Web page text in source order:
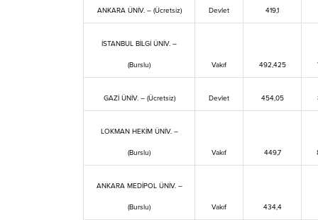
ANKARA ÜNİV. – (Ücretsiz) Devlet 419,1
İSTANBUL BİLGİ ÜNİV. –
(Burslu) Vakıf 492,425
GAZİ ÜNİV. – (Ücretsiz) Devlet 454,05
LOKMAN HEKİM ÜNİV. –
(Burslu) Vakıf 449,7
ANKARA MEDİPOL ÜNİV. –
(Burslu) Vakıf 434,4